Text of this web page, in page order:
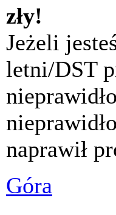
zły!
Jeżeli
letni/DST
naprawił
Góra